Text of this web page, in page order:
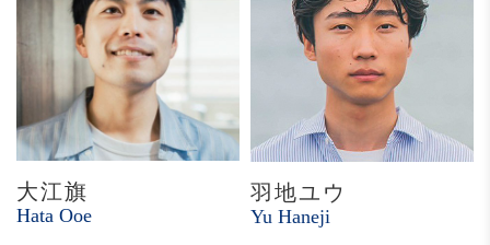
大江旗
Hata Ooe
羽地ユウ
Yu Haneji